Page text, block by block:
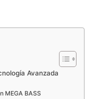
Avanzada
MEGA BASS